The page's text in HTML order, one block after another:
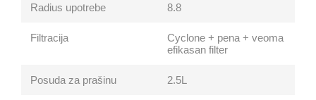
Radius upotrebe 8.8
Filtracija
Cyclone + pena + veoma
efikasan filter
Posuda za prašinu 2.5L